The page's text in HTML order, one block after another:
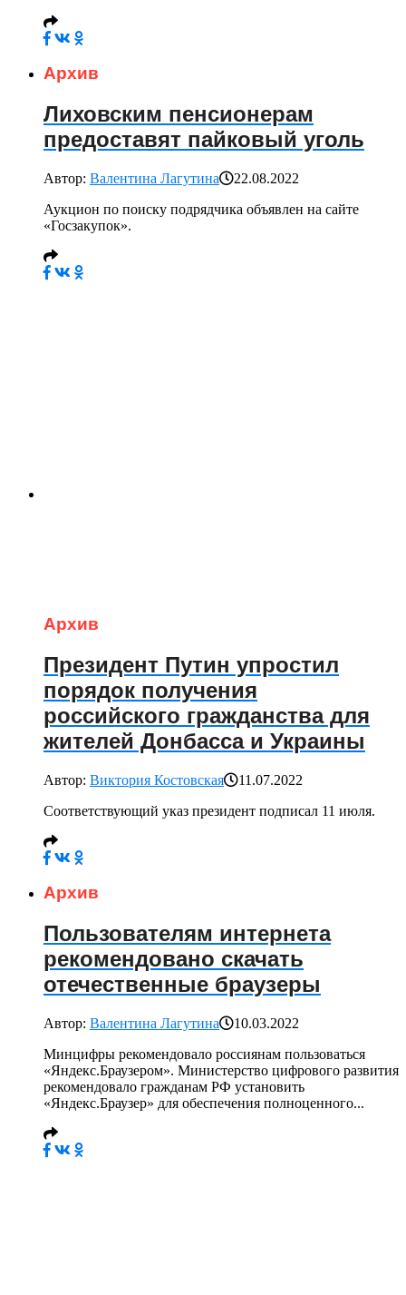
Архив
Лиховским пенсионерам
предоставят пайковый уголь
Автор: Валентина Лагутина
22.08.2022
Аукцион по поиску подрядчика объявлен на сайте
«Госзакупок».
Архив
Президент Путин упростил
порядок получения
российского гражданства для
жителей Донбасса и Украины
Автор: Виктория Костовская
11.07.2022
Соответствующий указ президент подписал 11 июля.
Архив
Пользователям интернета
рекомендовано скачать
отечественные браузеры
Автор: Валентина Лагутина
10.03.2022
Минцифры рекомендовало россиянам пользоваться
«Яндекс.Браузером». Министерство цифрового развития
рекомендовало гражданам РФ установить
«Яндекс.Браузер» для обеспечения полноценного...